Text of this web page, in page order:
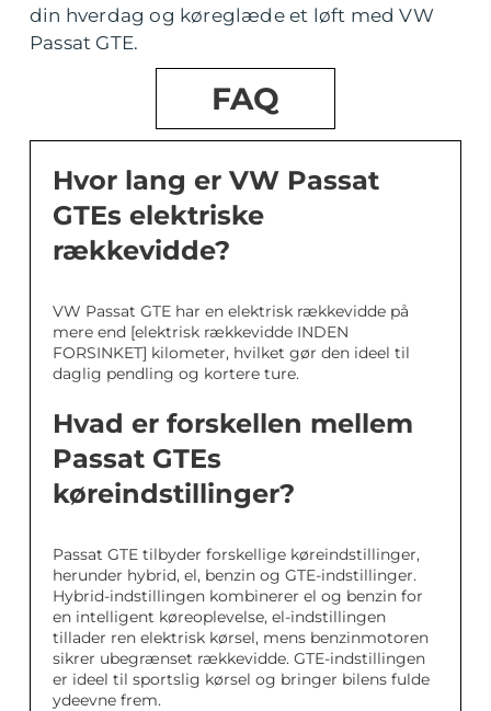
din hverdag og køreglæde et løft med VW
Passat GTE.
FAQ
Hvor lang er VW Passat
GTEs elektriske
rækkevidde?
VW Passat GTE har en elektrisk rækkevidde på
mere end [elektrisk rækkevidde INDEN
FORSINKET] kilometer, hvilket gør den ideel til
daglig pendling og kortere ture.
Hvad er forskellen mellem
Passat GTEs
køreindstillinger?
Passat GTE tilbyder forskellige køreindstillinger,
herunder hybrid, el, benzin og GTE-indstillinger.
Hybrid-indstillingen kombinerer el og benzin for
en intelligent køreoplevelse, el-indstillingen
tillader ren elektrisk kørsel, mens benzinmotoren
sikrer ubegrænset rækkevidde. GTE-indstillingen
er ideel til sportslig kørsel og bringer bilens fulde
ydeevne frem.